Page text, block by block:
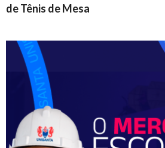
de Tênis de Mesa